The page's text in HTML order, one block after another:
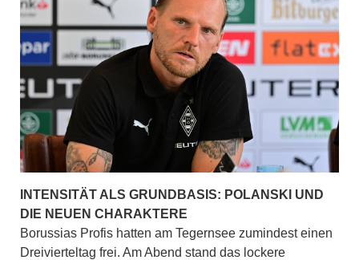
INTENSITÄT ALS GRUNDBASIS: POLANSKI UND
DIE NEUEN CHARAKTERE
Borussias Profis hatten am Tegernsee zumindest einen
Dreivierteltag frei. Am Abend stand das lockere